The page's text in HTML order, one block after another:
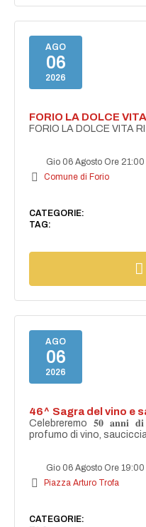
AGO
06
2026
FORIO LA DOLCE
FORIO LA DOLCE VITA
Gio 06 Agosto Ore 21:00
Comune di Forio
CATEGORIE:
TAG:
AGO
06
2026
46^ Sagra del vino e
Celebreremo 𝟓𝟎 𝐚𝐧𝐧𝐢
profumo di vino,
Gio 06 Agosto Ore 19:00
Piazza Arturo Trofa
CATEGORIE: